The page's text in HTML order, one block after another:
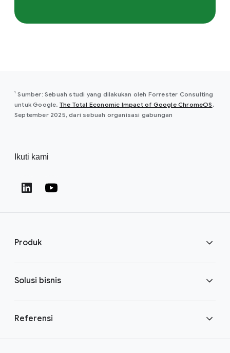
¹ Sumber: Sebuah studi yang dilakukan oleh Forrester Consulting
untuk Google, The Total Economic Impact of Google ChromeOS ,
September 2025, dari sebuah organisasi gabungan
Ikuti kami
Produk
ChromeOS Flex
ChromeOS Enterprise Upgrade
Solusi bisnis
Pekerja modern
Referensi